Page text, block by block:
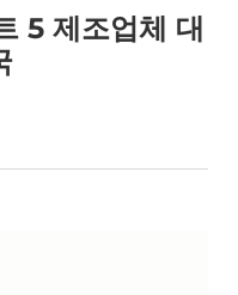
5 제조업체 대